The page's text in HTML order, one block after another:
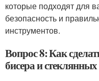
которые подходят для
безопасность и
инструментов.
Вопрос 8: Как
бисера и стеклянных